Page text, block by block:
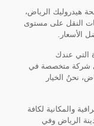
هيدروليك الرياض،
النقل على مستوى
الأسعار.
التي عندك
شركة متخصصة في
نحنُ الخيار
والمكانية لكافة
الرياض وفي